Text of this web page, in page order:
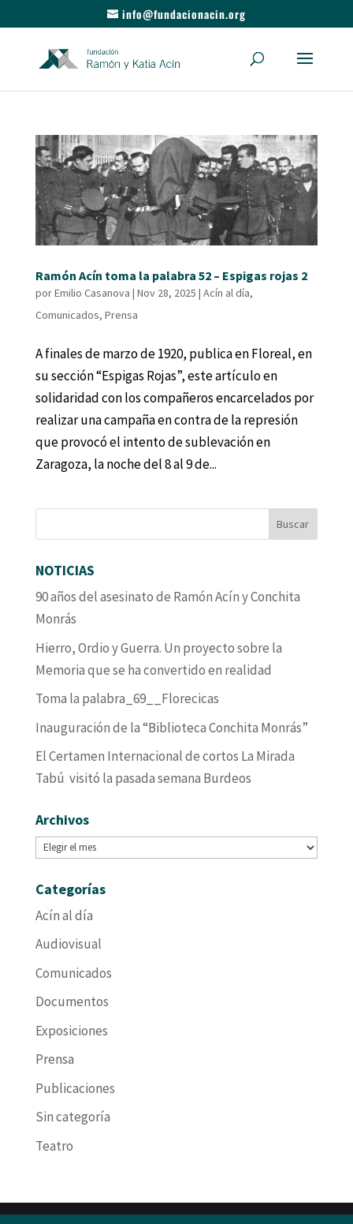
info@fundacionacin.org
Ramón Acín toma la palabra 52 – Espigas rojas 2
porEmilio Casanova | Nov 28, 2025 | Acín al día,
Comunicados, Prensa
A finales de marzo de 1920, publica en Floreal, en
su sección “Espigas Rojas”, este artículo en
solidaridad con los compañeros encarcelados por
realizar una campaña en contra de la represión
que provocó el intento de sublevación en
Zaragoza, la noche del 8 al 9 de...
NOTICIAS
90 años del asesinato de Ramón Acín y Conchita
Monrás
Hierro, Ordio y Guerra. Un proyecto sobre la
Memoria que se ha convertido en realidad
Toma la palabra_69__Florecicas
Inauguración de la “Biblioteca Conchita Monrás”
El Certamen Internacional de cortos La Mirada
Tabú visitó la pasada semana Burdeos
Archivos
Archivos
Categorías
Acín al día
Audiovisual
Comunicados
Documentos
Exposiciones
Prensa
Publicaciones
Sin categoría
Teatro